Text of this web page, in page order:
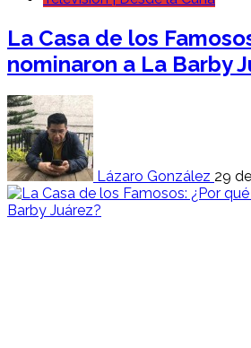
La Casa de los
nominaron a La Barby
Lázaro González 29